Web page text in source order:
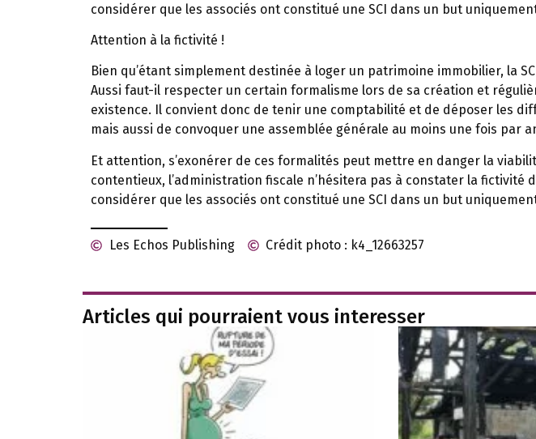
considérer que les associés ont constitué une SCI dans un but
Attention à la fictivité !
Bien qu’étant simplement destinée à loger un patrimoine immobilier, la
Aussi faut-il respecter un certain formalisme lors de sa création et
existence. Il convient donc de tenir une comptabilité et de déposer les
mais aussi de convoquer une assemblée générale au moins une fois par
Et attention, s’exonérer de ces formalités peut mettre en danger la
contentieux, l’administration fiscale n’hésitera pas à constater la fictivité
considérer que les associés ont constitué une SCI dans un but
Les Echos Publishing Crédit photo : k4_12663257
Articles qui pourraient vous interesser